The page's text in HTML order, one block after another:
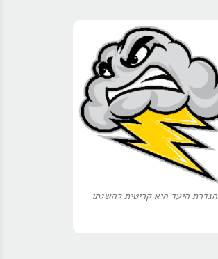
הגדרת היעד היא קריטית להשגתו